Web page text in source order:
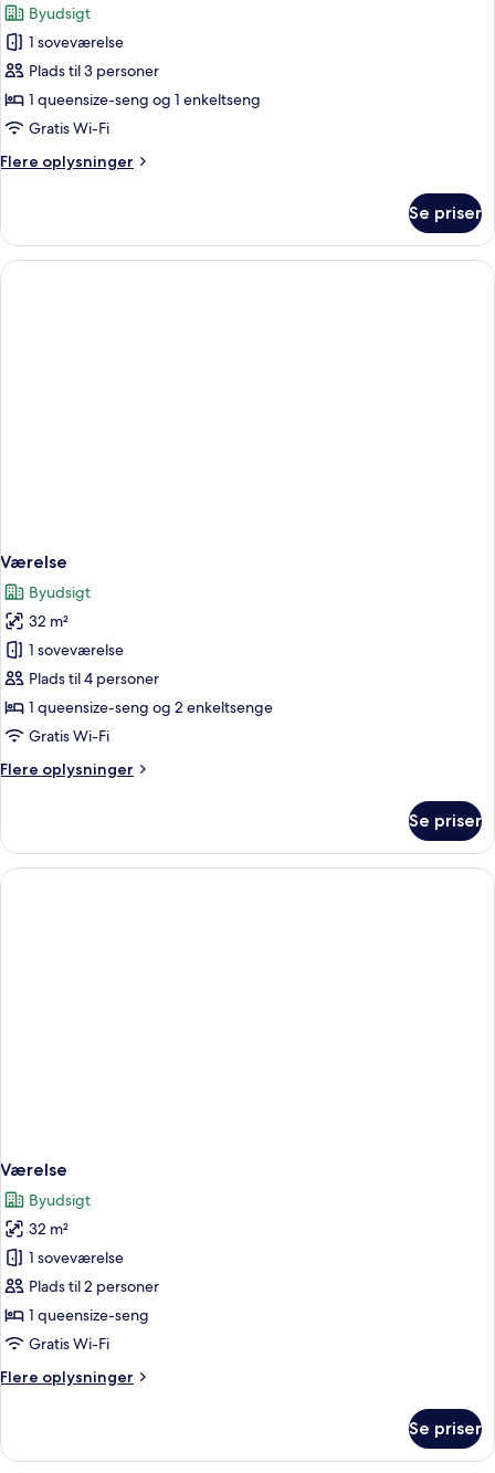
billeder
af
Two
Bedroom
Deluxe
Byudsigt
1 soveværelse
Plads til 3 personer
1 queensize-seng og 1 enkeltseng
Gratis Wi-Fi
Flere oplysninger
Flere
Bedroom
Deluxe
Se priser
Værelse
Byudsigt
32 m²
1 soveværelse
Plads til 4 personer
1 queensize-seng og 2 enkeltsenge
Gratis Wi-Fi
Flere oplysninger
Flere
Se priser
Værelse
Byudsigt
32 m²
1 soveværelse
Plads til 2 personer
1 queensize-seng
Gratis Wi-Fi
Flere oplysninger
Flere
Se priser